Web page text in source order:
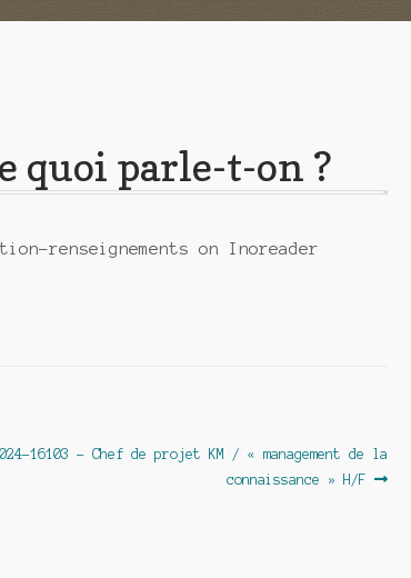
quoi parle-t-on ?
renseignements on Inoreader
16103 – Chef de projet KM / « management de la
connaissance » H/F